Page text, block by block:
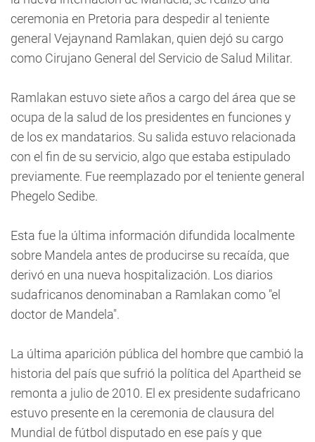
ceremonia en Pretoria para despedir al teniente
general Vejaynand Ramlakan, quien dejó su cargo
como Cirujano General del Servicio de Salud Militar.
Ramlakan estuvo siete años a cargo del área que se
ocupa de la salud de los presidentes en funciones y
de los ex mandatarios. Su salida estuvo relacionada
con el fin de su servicio, algo que estaba estipulado
previamente. Fue reemplazado por el teniente general
Phegelo Sedibe.
Esta fue la última información difundida localmente
sobre Mandela antes de producirse su recaída, que
derivó en una nueva hospitalización. Los diarios
sudafricanos denominaban a Ramlakan como "el
doctor de Mandela".
La última aparición pública del hombre que cambió la
historia del país que sufrió la política del Apartheid se
remonta a julio de 2010. El ex presidente sudafricano
estuvo presente en la ceremonia de clausura del
Mundial de fútbol disputado en ese país y que